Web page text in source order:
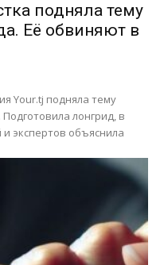
подняла тему
Её обвиняют в
Your.tj подняла тему
лонгрид, в
экспертов объяснила